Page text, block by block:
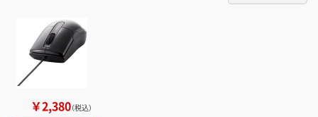
￥2,380（税込）